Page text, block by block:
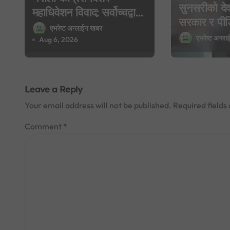
o
n
महाधिवेशन विवाद: सर्वोच्चद्वारा
मुद्दा सुरुदेखि नै सुनुवाइ गर्न
आदेश, पुरानो फैसला
पुनरावलोकन हुने
एभरेष्ट अन्लाईन खबर
Aug 6, 2026
सुनसरीको
सरकार र
सहमति,
र
एभरेष्ट
Leave a Reply
Your email address will not be published. Required
Comment *